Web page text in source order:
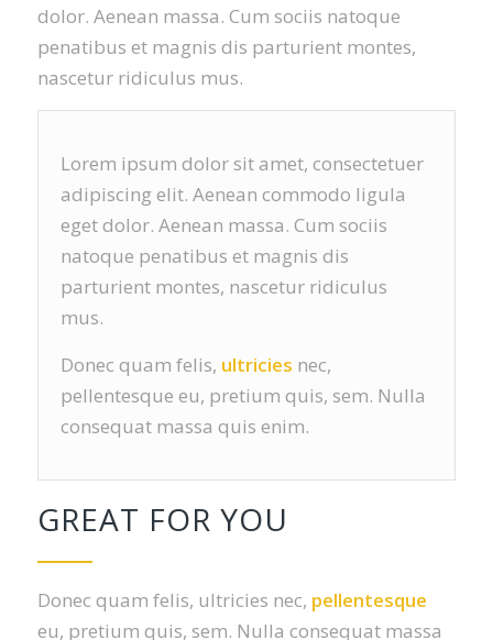
dolor. Aenean massa. Cum sociis natoque
penatibus et magnis dis parturient montes,
nascetur ridiculus mus.
Lorem ipsum dolor sit amet, consectetuer
adipiscing elit. Aenean commodo ligula
eget dolor. Aenean massa. Cum sociis
natoque penatibus et magnis dis
parturient montes, nascetur ridiculus
mus.
Donec quam felis, ultricies nec,
pellentesque eu, pretium quis, sem. Nulla
consequat massa quis enim.
GREAT FOR YOU
Donec quam felis, ultricies nec, pellentesque
eu, pretium quis, sem. Nulla consequat massa